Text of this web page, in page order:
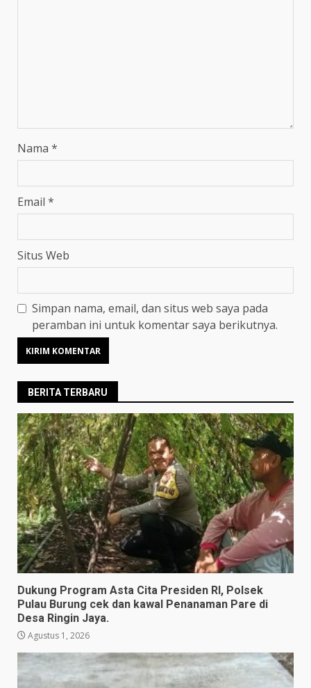
Nama *
Email *
Situs Web
Simpan nama, email, dan situs web saya pada
peramban ini untuk komentar saya berikutnya.
BERITA TERBARU
Dukung Program Asta Cita Presiden RI, Polsek
Pulau Burung cek dan kawal Penanaman Pare di
Desa Ringin Jaya.
Agustus 1, 2026